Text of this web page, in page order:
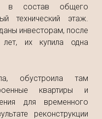
в состав общего
технический этаж.
инвесторам, после
их купила одна
обустроила там
квартиры и
для временного
реконструкции